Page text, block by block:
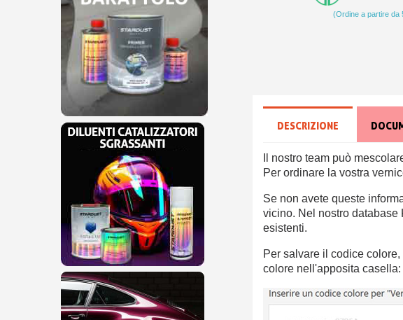
(Ordine a partire da
DESCRIZIONE
Il nostro team può
Per ordinare la vostra
Se non avete queste
vicino. Nel nostro
esistenti.
Per salvare il codice
colore nell'apposita casella: